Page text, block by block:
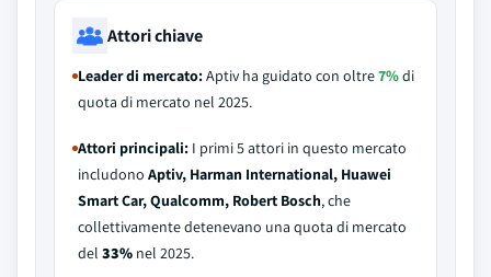
Attori chiave
Leader di mercato:Aptiv ha guidato con oltre7%di
quota di mercato nel 2025.
Attori principali: I primi 5 attori in questo mercato
includono Aptiv, Harman International, Huawei
Smart Car, Qualcomm, Robert Bosch, che
collettivamente detenevano una quota di mercato
del 33% nel 2025.